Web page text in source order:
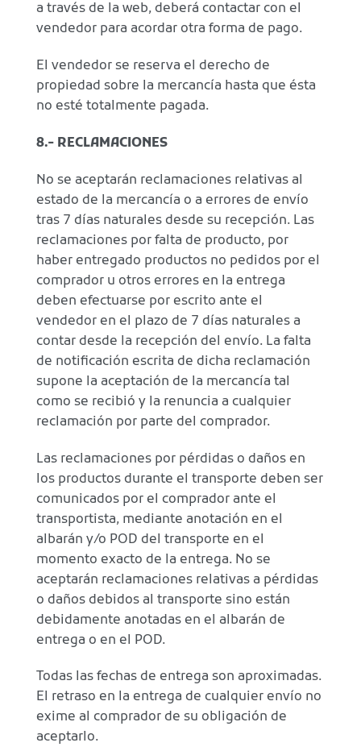
a través de la web, deberá contactar con el
vendedor para acordar otra forma de pago.
El vendedor se reserva el derecho de
propiedad sobre la mercancía hasta que ésta
no esté totalmente pagada.
8.- RECLAMACIONES
No se aceptarán reclamaciones relativas al
estado de la mercancía o a errores de envío
tras 7 días naturales desde su recepción. Las
reclamaciones por falta de producto, por
haber entregado productos no pedidos por el
comprador u otros errores en la entrega
deben efectuarse por escrito ante el
vendedor en el plazo de 7 días naturales a
contar desde la recepción del envío. La falta
de notificación escrita de dicha reclamación
supone la aceptación de la mercancía tal
como se recibió y la renuncia a cualquier
reclamación por parte del comprador.
Las reclamaciones por pérdidas o daños en
los productos durante el transporte deben ser
comunicados por el comprador ante el
transportista, mediante anotación en el
albarán y/o POD del transporte en el
momento exacto de la entrega. No se
aceptarán reclamaciones relativas a pérdidas
o daños debidos al transporte sino están
debidamente anotadas en el albarán de
entrega o en el POD.
Todas las fechas de entrega son aproximadas.
El retraso en la entrega de cualquier envío no
exime al comprador de su obligación de
aceptarlo.